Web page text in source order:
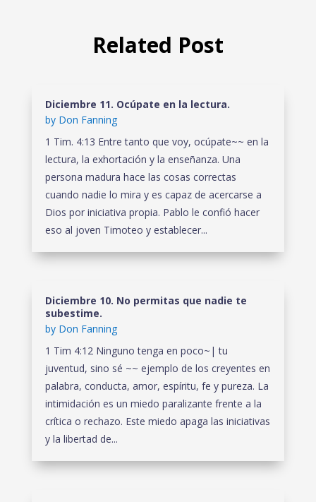
Related Post
Diciembre 11. Ocúpate en la lectura.
by Don Fanning
1 Tim. 4:13 Entre tanto que voy, ocúpate~~ en la
lectura, la exhortación y la enseñanza. Una
persona madura hace las cosas correctas
cuando nadie lo mira y es capaz de acercarse a
Dios por iniciativa propia. Pablo le confió hacer
eso al joven Timoteo y establecer...
Diciembre 10. No permitas que nadie te
subestime.
by Don Fanning
1 Tim 4:12 Ninguno tenga en poco~| tu
juventud, sino sé ~~ ejemplo de los creyentes en
palabra, conducta, amor, espíritu, fe y pureza. La
intimidación es un miedo paralizante frente a la
crítica o rechazo. Este miedo apaga las iniciativas
y la libertad de...